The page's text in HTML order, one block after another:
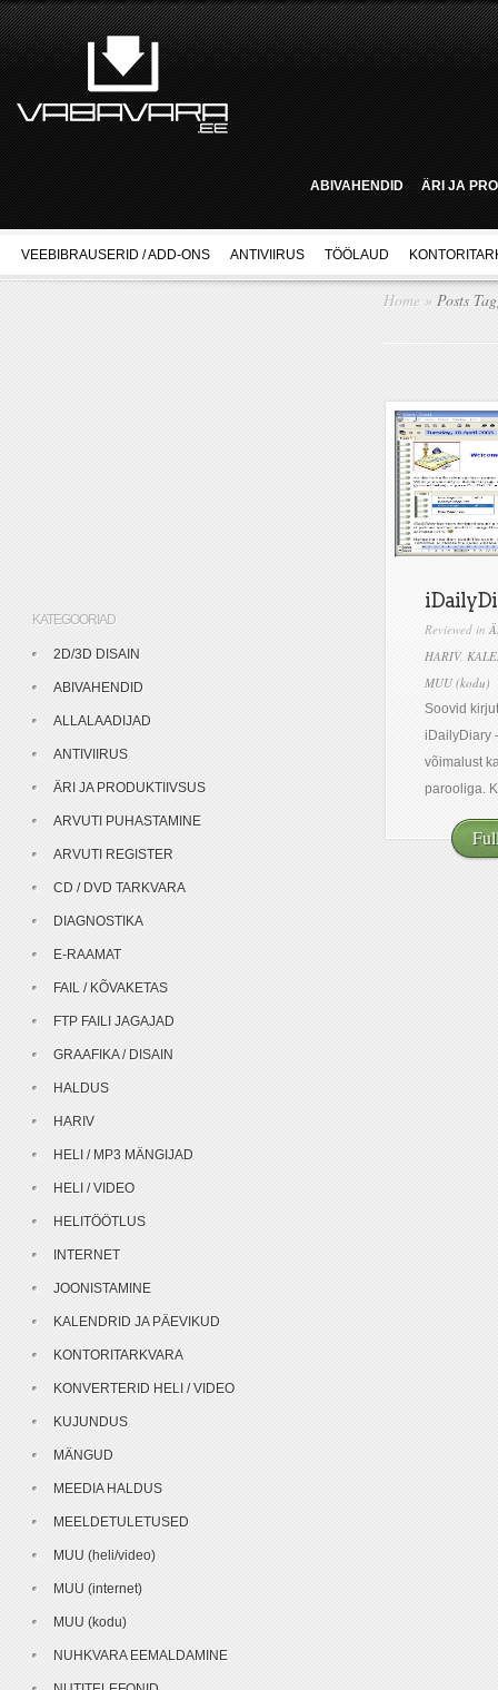
ABIVAHENDID ÄRI JA
VEEBIBRAUSERID / ADD-ONS ANTIVIIRUS TÖÖLAUD
Home » Posts
Reviewed in
HARIV,
MUU (kodu)
Soovid
iDailyDiary
võimalust
parooliga.
KATEGOORIAD
2D/3D DISAIN
ABIVAHENDID
ALLALAADIJAD
ANTIVIIRUS
ÄRI JA PRODUKTIIVSUS
ARVUTI PUHASTAMINE
ARVUTI REGISTER
CD / DVD TARKVARA
DIAGNOSTIKA
E-RAAMAT
FAIL / KÕVAKETAS
FTP FAILI JAGAJAD
GRAAFIKA / DISAIN
HALDUS
HARIV
HELI / MP3 MÄNGIJAD
HELI / VIDEO
HELITÖÖTLUS
INTERNET
JOONISTAMINE
KALENDRID JA PÄEVIKUD
KONTORITARKVARA
KONVERTERID HELI / VIDEO
KUJUNDUS
MÄNGUD
MEEDIA HALDUS
MEELDETULETUSED
MUU (heli/video)
MUU (internet)
MUU (kodu)
NUHKVARA EEMALDAMINE